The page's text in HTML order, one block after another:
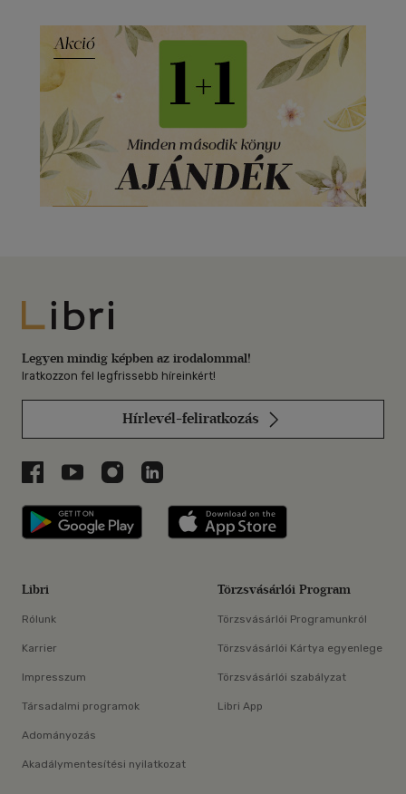
Libri
Legyen mindig képben az irodalommal!
Iratkozzon fel legfrissebb híreinkért!
Hírlevél-feliratkozás
Libri a Facebookon
Libri a Youtube-on
Libri az Instagramon
Libri a LinkedInen
Libri applikáció Szerezd meg: Google
Libri
Rólunk
Karrier
Impresszum
Társadalmi programok
Adományozás
Akadálymentesítési nyilatkozat
Törzsvásárlói Program
Törzsvásárlói Programunkról
Törzsvásárlói Kártya egyenlege
Törzsvásárlói szabályzat
Libri App